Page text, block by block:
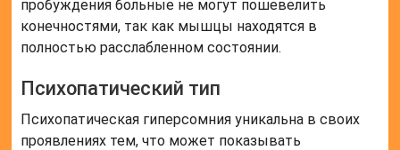
пробуждения больные не могут пошевелить
конечностями, так как мышцы находятся в
полностью расслабленном состоянии.
Психопатический тип
Психопатическая гиперсомния уникальна в своих
проявлениях тем, что может показывать